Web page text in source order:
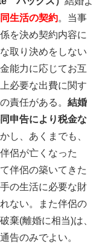
生活の契約。当事
を決め契約内容に
取り決めをしない
能力に応じてお互
必要な出費に関す
責任がある。結婚
申告により税金な
し、あくまでも、
侶が亡くなった
伴侶の築いてきた
の生活に必要な財
ない。また伴侶の
棄(離婚に相当)は、
告のみでよい。